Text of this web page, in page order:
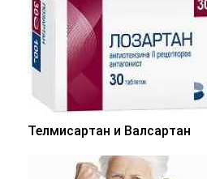
Телмисартан и Валсартан